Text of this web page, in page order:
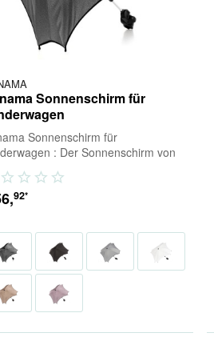
Sonnenschirm für
Sonnenschirm für
: Der Sonnenschirm von
Schirmteil angenehm...
,92*